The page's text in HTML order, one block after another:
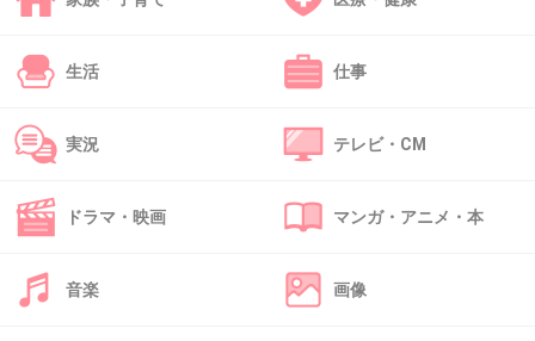
い
49. 匿名 2026/06/03(水) 14:58:19
それ。並んでる人のカゴ見りゃわかるじゃん。
生活 仕事
実況 テレビ・CM
ドラマ・映画 マンガ・アニメ・本
音楽 画像